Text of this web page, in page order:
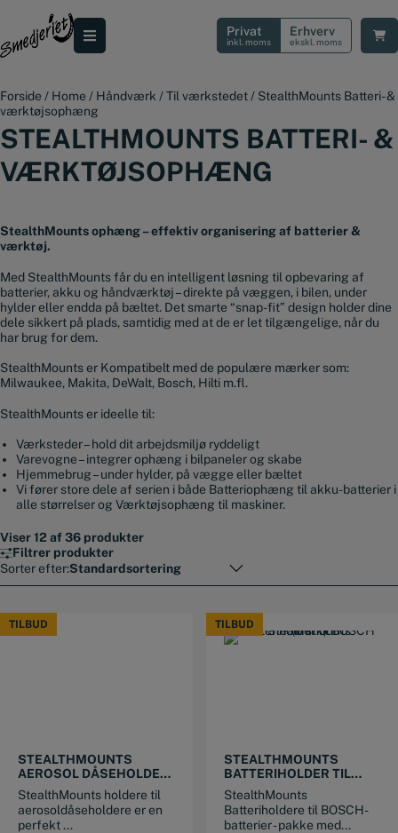
indholdet
Privat
inkl. moms
Erhverv
ekskl. moms
Forside / Home / Håndværk /Til værkstedet / StealthMounts Batteri- &
værktøjsophæng
STEALTHMOUNTS BATTERI- &
VÆRKTØJSOPHÆNG
StealthMounts ophæng – effektiv organisering af batterier &
værktøj.
Med StealthMounts får du en intelligent løsning til opbevaring af
batterier, akku og håndværktøj – direkte på væggen, i bilen, under
hylder eller endda på bæltet. Det smarte “snap-fit” design holder dine
dele sikkert på plads, samtidig med at de er let tilgængelige, når du
har brug for dem.
StealthMounts er Kompatibelt med de populære mærker som:
Milwaukee, Makita, DeWalt, Bosch, Hilti m.fl.
StealthMounts er ideelle til:
Værksteder – hold dit arbejdsmiljø ryddeligt
Varevogne – integrer ophæng i bilpaneler og skabe
Hjemmebrug – under hylder, på vægge eller bæltet
Vi fører store dele af serien i både Batteriophæng til akku-batterier i
alle størrelser og Værktøjsophæng til maskiner.
Viser 12 af 36 produkter
Filtrer produkter
Sorter efter:
TILBUD
TILBUD
STEALTHMOUNTS
AEROSOL DÅSEHOLDER
(2 STK)
StealthMounts holdere til
aerosoldåseholdere er en
perfekt ...
TILBUD
TILBUD
STEALTHMOUNTS
BATTERIHOLDER TIL
BOSCH (6 STK)
StealthMounts
Batteriholdere til BOSCH-
batterier - pakke med...